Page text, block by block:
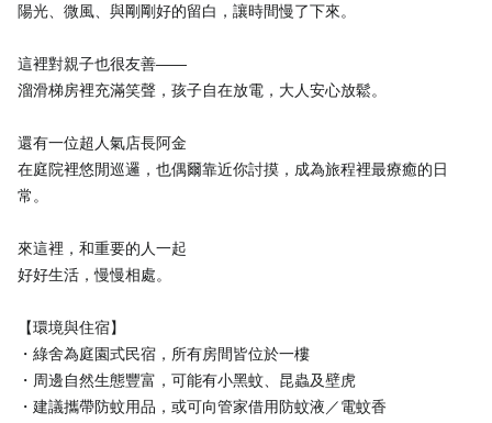
陽光、微風、與剛剛好的留白，讓時間慢了下來。
這裡對親子也很友善——
溜滑梯房裡充滿笑聲，孩子自在放電，大人安心放鬆。
還有一位超人氣店長阿金
在庭院裡悠閒巡邏，也偶爾靠近你討摸，成為旅程裡最療癒的日
常。
來這裡，和重要的人一起
好好生活，慢慢相處。
【環境與住宿】
・綠舍為庭園式民宿，所有房間皆位於一樓
・周邊自然生態豐富，可能有小黑蚊、昆蟲及壁虎
・建議攜帶防蚊用品，或可向管家借用防蚊液／電蚊香